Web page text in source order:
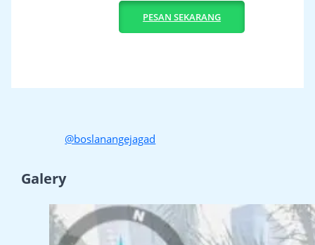
PESAN SEKARANG
@boslanangejagad
Galery